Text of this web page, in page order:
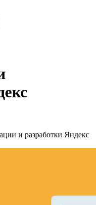
и разработки Яндекс